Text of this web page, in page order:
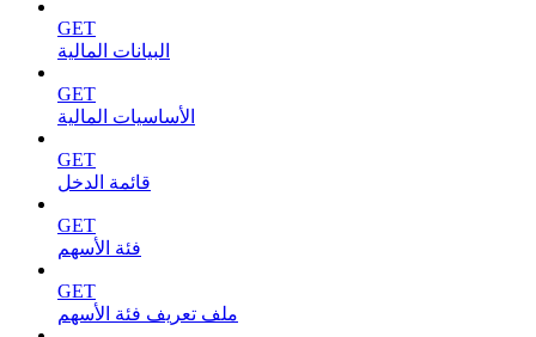
GET
البيانات المالية
GET
الأساسيات المالية
GET
قائمة الدخل
GET
فئة الأسهم
GET
ملف تعريف فئة الأسهم